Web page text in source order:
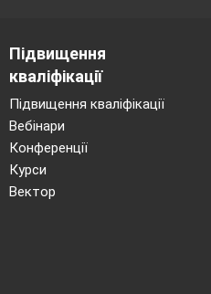
Підвищення
кваліфікації
Підвищення кваліфікації
Вебінари
Конференції
Курси
Вектор